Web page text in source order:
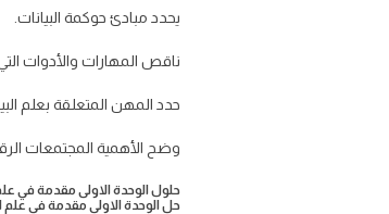
يحدد مبادئ حوكمة البيانات.
ناقص المهارات والأدوات التي
حدد المهن المتعلقة بعلم
وضح الأهمية المجتمعات
حلول الوحدة الاولى مقدمة في
حل الوحدة الاولى مقدمة في علم